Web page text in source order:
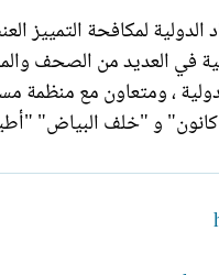
لمكافحة التمييز
في العديد من الصحف
، ومتعاون مع منظمة
و "خلف البياض"